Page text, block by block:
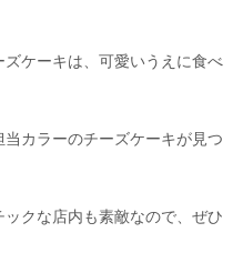
ケーキは、可愛いうえに食べ
カラーのチーズケーキが見つ
クな店内も素敵なので、ぜひ